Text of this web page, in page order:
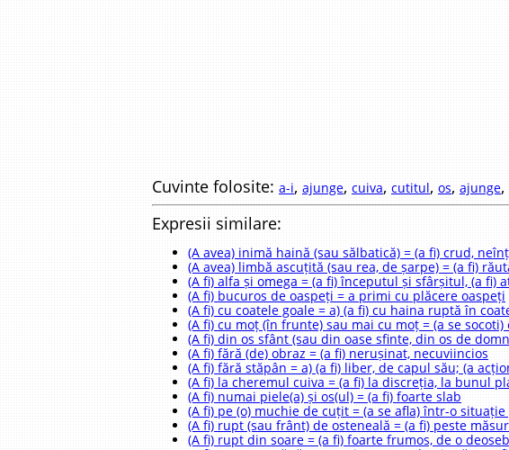
Cuvinte folosite: a-i, ajunge, cuiva, cutitul, os, ajunge,
Expresii similare:
(A avea) inimă haină (sau sălbatică) = (a fi) crud,
(A avea) limbă ascuțită (sau rea, de șarpe) = (a fi)
(A fi) alfa și omega = (a fi) începutul și sfârșitul, (a fi)
(A fi) bucuros de oaspeți = a primi cu plăcere oaspeți
(A fi) cu coatele goale = a) (a fi) cu haina ruptă în
(A fi) cu moț (în frunte) sau mai cu moț = (a se
(A fi) din os sfânt (sau din oase sfinte, din os de
(A fi) fără (de) obraz = (a fi) nerușinat, necuviincios
(A fi) fără stăpân = a) (a fi) liber, de capul său; (a
(A fi) la cheremul cuiva = (a fi) la discreția, la bunul
(A fi) numai piele(a) și os(ul) = (a fi) foarte slab
(A fi) pe (o) muchie de cuțit = (a se afla) într-o
(A fi) rupt (sau frânt) de osteneală = (a fi) peste
(A fi) rupt din soare = (a fi) foarte frumos, de o